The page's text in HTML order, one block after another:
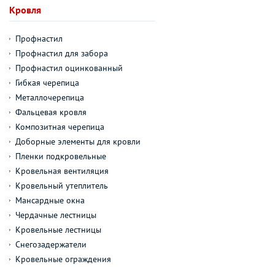
Кровля
Профнастил
Профнастил для забора
Профнастил оцинкованный
Гибкая черепица
Металлочерепица
Фальцевая кровля
Композитная черепица
Доборные элементы для кровли
Пленки подкровельные
Кровельная вентиляция
Кровельный утеплитель
Мансардные окна
Чердачные лестницы
Кровельные лестницы
Снегозадержатели
Кровельные ограждения